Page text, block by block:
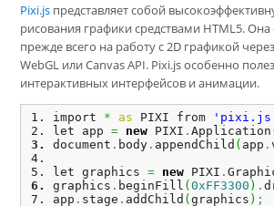
Pixi.js представляет собой
рисования графики средствами HTML5.
прежде всего на работу с 2D графикой
WebGL или Canvas API. Pixi.js особенно
интерактивных интерфейсов и анимации.
import * as PIXI from
let app = new PIXI .Application
document . body . appendChild ( app .
let graphics = new PIXI .
graphics . beginFill (0xFF3300 ) .
app . stage . addChild (graphics ) ;